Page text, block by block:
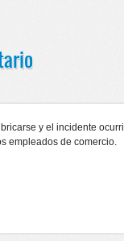
y el incidente
empleados de comercio.